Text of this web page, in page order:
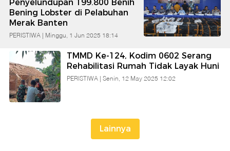
Penyelundupan 199.800 Benih
Bening Lobster di Pelabuhan
Merak Banten
PERISTIWA | Minggu, 1 Jun 2025 18:14
TMMD Ke-124, Kodim 0602 Serang
Rehabilitasi Rumah Tidak Layak Huni
PERISTIWA | Senin, 12 May 2025 12:02